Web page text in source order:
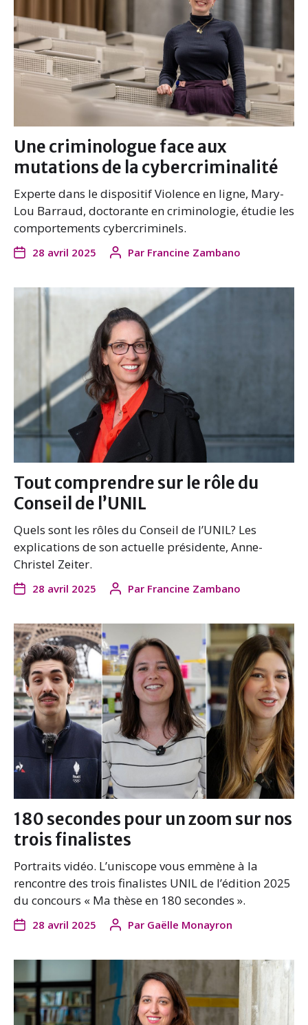
Une criminologue face aux
mutations de la cybercriminalité
Experte dans le dispositif Violence en ligne, Mary-
Lou Barraud, doctorante en criminologie, étudie les
comportements cybercriminels.
28 avril 2025 Par Francine Zambano
Tout comprendre sur le rôle du
Conseil de l’UNIL
Quels sont les rôles du Conseil de l’UNIL? Les
explications de son actuelle présidente, Anne-
Christel Zeiter.
28 avril 2025 Par Francine Zambano
180 secondes pour un zoom sur nos
trois finalistes
Portraits vidéo. L’uniscope vous emmène à la
rencontre des trois finalistes UNIL de l’édition 2025
du concours « Ma thèse en 180 secondes ».
28 avril 2025 Par Gaëlle Monayron